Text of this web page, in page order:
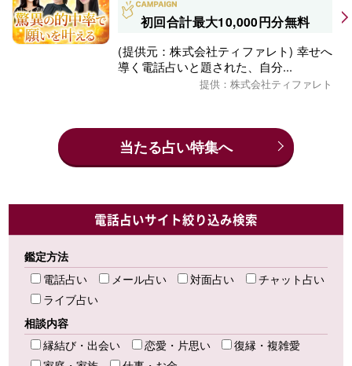
初回合計最大10,000円分無料
(提供元：株式会社ティファレト) 幸せへ
導く電話占いと題された、自分...
提供：株式会社ティファレト
当たる占い特集へ
電話占いサイト絞り込み検索
鑑定方法
電話占い
メール占い 対面占い
チャット占い
ライブ占い
相談内容
縁結び・出会い
恋愛・片思い
復縁・複雑愛